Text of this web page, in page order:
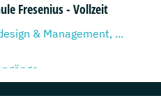
Fresenius - Vollzeit
& Management, ...
Fresenius -